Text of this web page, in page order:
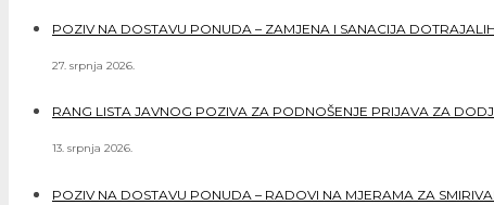
POZIV NA DOSTAVU PONUDA – ZAMJENA I SANACIJA
27. srpnja 2026.
RANG LISTA JAVNOG POZIVA ZA PODNOŠENJE PRIJAVA ZA
13. srpnja 2026.
POZIV NA DOSTAVU PONUDA – RADOVI NA MJERAMA ZA